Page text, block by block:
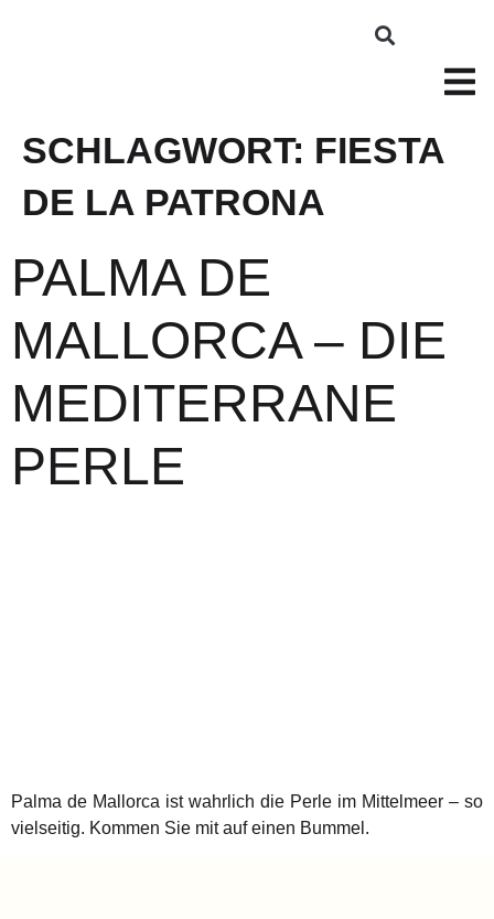
SCHLAGWORT: FIESTA
DE LA PATRONA
PALMA DE
MALLORCA – DIE
MEDITERRANE
PERLE
Palma de Mallorca ist wahrlich die Perle im Mittelmeer – so
vielseitig. Kommen Sie mit auf einen Bummel.